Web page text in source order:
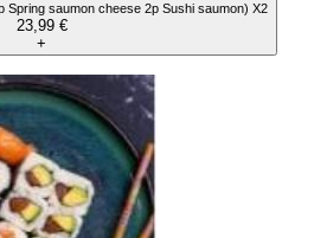
Spring saumon cheese 2p Sushi saumon) X2
23,99 €
+